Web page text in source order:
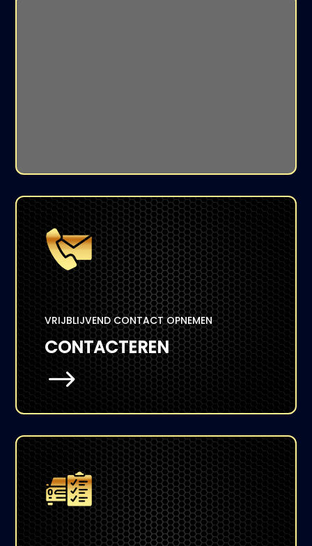
VRIJBLIJVEND CONTACT OPNEMEN
CONTACTEREN
$